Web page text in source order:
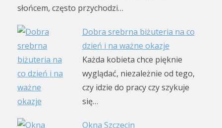
słońcem, często przychodzi…
Dobra srebrna biżuteria na co
dzień i na ważne okazje
Każda kobieta chce pięknie
wyglądać, niezależnie od tego,
czy idzie do pracy czy szykuje
się…
Okna Szczecin